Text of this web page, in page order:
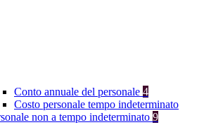
Conto annuale del personale 4
Costo personale tempo indeterminato
non a tempo indeterminato 9